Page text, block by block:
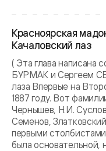
Красноярская
Качаловский лаз
( Эта глава написана
БУРМАК и Сергеем
лаза Впервые на
1887 году. Вот
Чернышев, Н.И.
Семенов,
первыми
была основательной,